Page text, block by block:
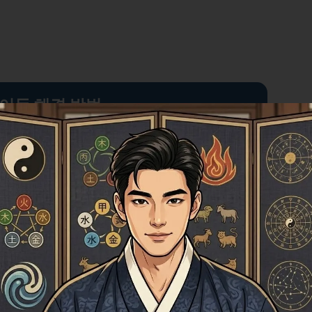
득 해결 방법